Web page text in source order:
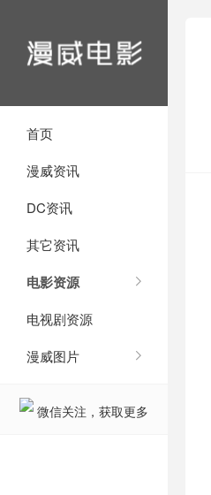
首页
漫威资讯
DC资讯
其它资讯
电影资源
电视剧资源
漫威图片
微信关注，获取更多